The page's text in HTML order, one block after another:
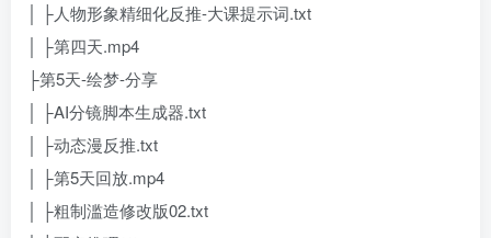
│ ├人物形象精细化反推-大课提示词.txt
│ ├第四天.mp4
├第5天-绘梦-分享
│ ├AI分镜脚本生成器.txt
│ ├动态漫反推.txt
│ ├第5天回放.mp4
│ ├粗制滥造修改版02.txt